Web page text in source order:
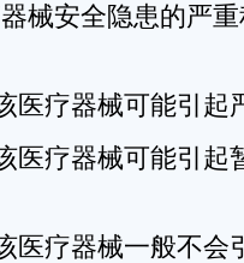
械安全隐患的严重
医疗器械可能引起
医疗器械可能引起
医疗器械一般不会